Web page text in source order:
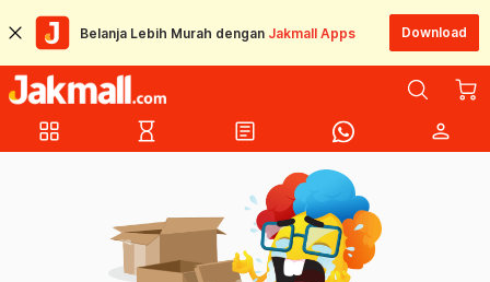
Belanja Lebih Murah dengan Jakmall Apps Download
grid_view hourglass_empty article person